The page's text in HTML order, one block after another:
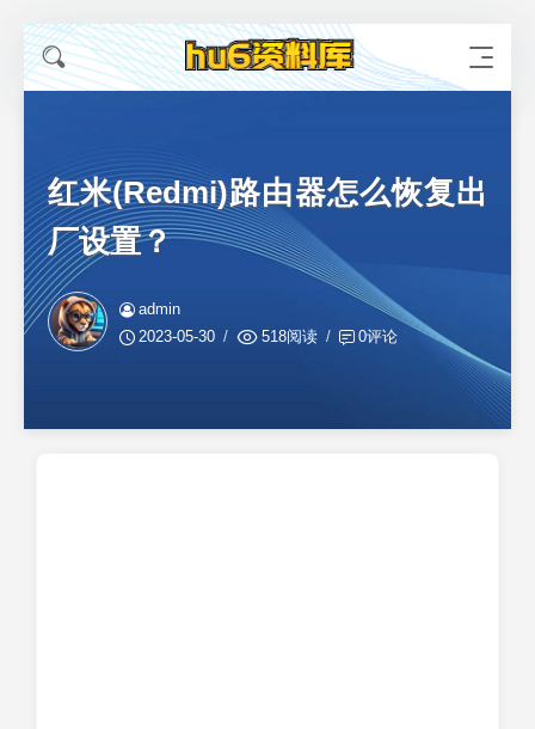
红米(Redmi)路由器怎么恢复出
厂设置？
admin
2023-05-30
518阅读 0评论